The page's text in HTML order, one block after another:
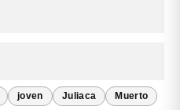
joven Juliaca Muerto